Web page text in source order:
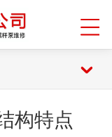
构特点